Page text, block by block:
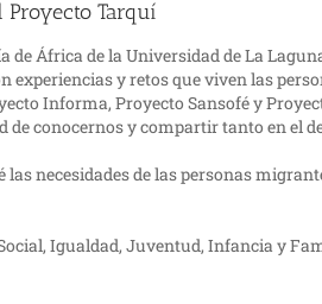
Proyecto Tarquí
África de la Universidad de La
y retos que viven las
Informa, Proyecto Sansofé y
conocernos y compartir tanto en el
necesidades de las personas
Igualdad, Juventud, Infancia y